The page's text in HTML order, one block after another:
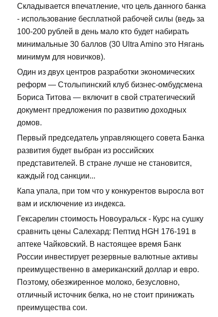
Складывается впечатление, что цель данного банка
- использование бесплатной рабочей силы (ведь за
100-200 рублей в день мало кто будет набирать
минимальные 30 баллов (30 Ultra Amino это Нягань
минимум для новичков).
Один из двух центров разработки экономических
реформ — Столыпинский клуб бизнес-омбудсмена
Бориса Титова — включит в свой стратегический
документ предложения по развитию доходных
домов.
Первый председатель управляющего совета Банка
развития будет выбран из российских
представителей. В стране лучше не становится,
каждый год санкции...
Капа упала, при том что у конкурентов выросла вот
вам и исключение из индекса.
Гексарелин стоимость Новоуральск - Курс на сушку
сравнить цены Салехард: Пептид HGH 176-191 в
аптеке Чайковский. В настоящее время Банк
России инвестирует резервные валютные активы
преимущественно в американский доллар и евро.
Поэтому, обезжиренное молоко, безусловно,
отличный источник белка, но не стоит принижать
преимущества сои.